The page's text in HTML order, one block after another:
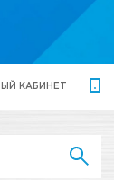
КАБИНЕТ